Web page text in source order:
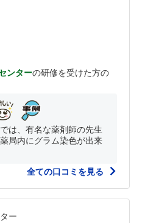
ンターの研修を受けた方の
は、有名な薬剤師の先生
局内にグラム染色が出来
全ての口コミを見る
ー